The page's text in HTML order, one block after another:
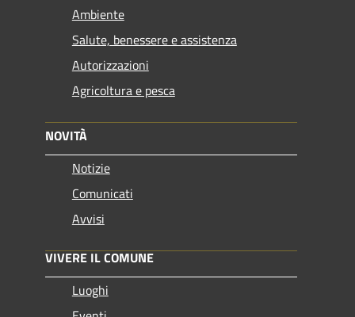
Ambiente
Salute, benessere e assistenza
Autorizzazioni
Agricoltura e pesca
NOVITÀ
Notizie
Comunicati
Avvisi
VIVERE IL COMUNE
Luoghi